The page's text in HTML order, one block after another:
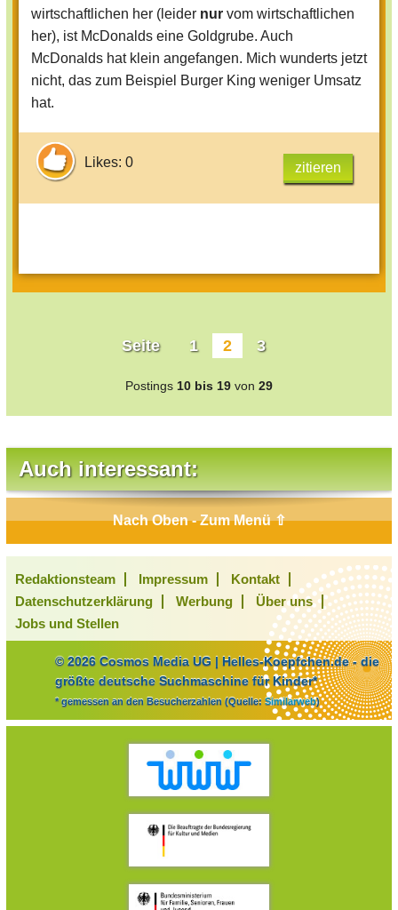
wirtschaftlichen her (leider nur vom wirtschaftlichen
her), ist McDonalds eine Goldgrube. Auch
McDonalds hat klein angefangen. Mich wunderts jetzt
nicht, das zum Beispiel Burger King weniger Umsatz
hat.
Likes: 0 zitieren
Seite 1 2 3
Postings 10 bis 19 von 29
Auch interessant:
Nach Oben - Zum Menü ⇧
Redaktionsteam Impressum
Kontakt
Datenschutzerklärung
Werbung
Über uns
Jobs und Stellen
© 2026 Cosmos Media UG | Helles-Koepfchen.de - die
größte deutsche Suchmaschine für Kinder*
* gemessen an den Besucherzahlen (Quelle: Similarweb)